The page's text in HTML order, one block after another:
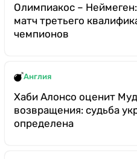
Олимпиакос –
матч третьего
чемпионов
Англия
Хаби Алонсо оценит
возвращения: судьба
определена